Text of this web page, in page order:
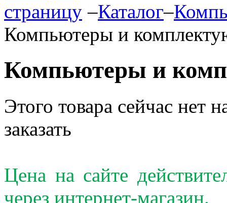
–Каталог–
Компьютеры и
Компьютеры и
Этого товара сейчас нет
заказать
Цена на сайте
через интернет-магазин.